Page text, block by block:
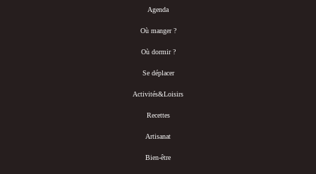
Agenda
Où manger ?
Où dormir ?
Se déplacer
Activités&Loisirs
Recettes
Artisanat
Bien-être